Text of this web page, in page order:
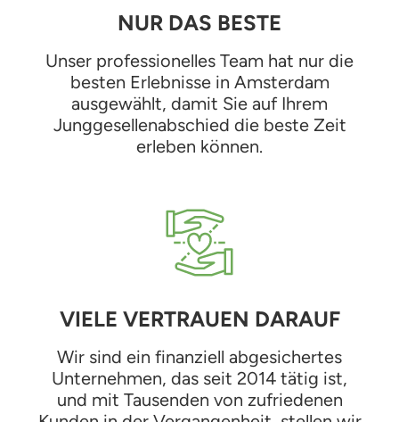
NUR DAS BESTE
Unser professionelles Team hat nur die
besten Erlebnisse in Amsterdam
ausgewählt, damit Sie auf Ihrem
Junggesellenabschied die beste Zeit
erleben können.
VIELE VERTRAUEN DARAUF
Wir sind ein finanziell abgesichertes
Unternehmen, das seit 2014 tätig ist,
und mit Tausenden von zufriedenen